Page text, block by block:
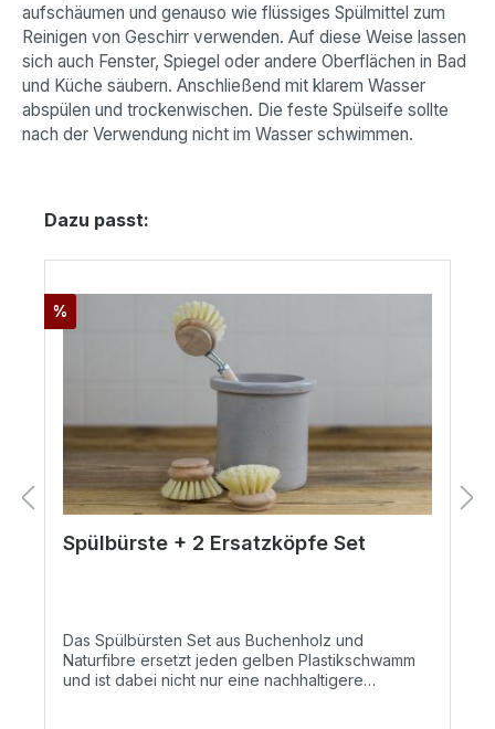
aufschäumen und genauso wie flüssiges Spülmittel zum
Reinigen von Geschirr verwenden. Auf diese Weise lassen
sich auch Fenster, Spiegel oder andere Oberflächen in Bad
und Küche säubern. Anschließend mit klarem Wasser
abspülen und trockenwischen. Die feste Spülseife sollte
nach der Verwendung nicht im Wasser schwimmen.
Produktgalerie überspringen
Dazu passt:
%
Spülbürste + 2 Ersatzköpfe Set
Das Spülbürsten Set aus Buchenholz und
Naturfibre ersetzt jeden gelben Plastikschwamm
und ist dabei nicht nur eine nachhaltigere